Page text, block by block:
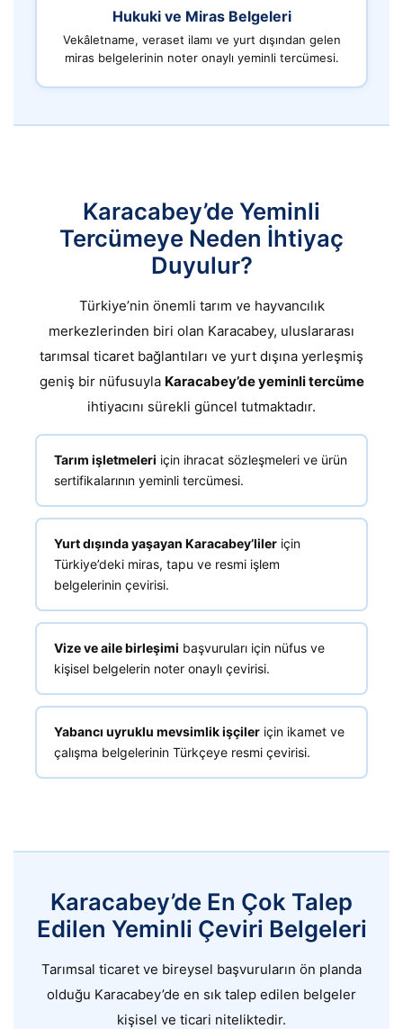
Hukuki ve Miras Belgeleri
Vekâletname, veraset ilamı ve yurt dışından gelen
miras belgelerinin noter onaylı yeminli tercümesi.
Karacabey’de Yeminli
Tercümeye Neden İhtiyaç
Duyulur?
Türkiye’nin önemli tarım ve hayvancılık
merkezlerinden biri olan Karacabey, uluslararası
tarımsal ticaret bağlantıları ve yurt dışına yerleşmiş
geniş bir nüfusuyla Karacabey’de yeminli tercüme
ihtiyacını sürekli güncel tutmaktadır.
Tarım işletmeleri için ihracat sözleşmeleri ve ürün
sertifikalarının yeminli tercümesi.
Yurt dışında yaşayan Karacabey’lileriçin
Türkiye’deki miras, tapu ve resmi işlem
belgelerinin çevirisi.
Vize ve aile birleşimi başvuruları için nüfus ve
kişisel belgelerin noter onaylı çevirisi.
Yabancı uyruklu mevsimlik işçileriçin ikamet ve
çalışma belgelerinin Türkçeye resmi çevirisi.
Karacabey’de En Çok Talep
Edilen Yeminli Çeviri Belgeleri
Tarımsal ticaret ve bireysel başvuruların ön planda
olduğu Karacabey’de en sık talep edilen belgeler
kişisel ve ticari niteliktedir.